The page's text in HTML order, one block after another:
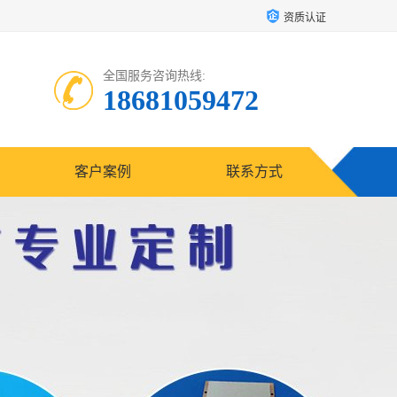
资质认证
全国服务咨询热线:
18681059472
客户案例 联系方式